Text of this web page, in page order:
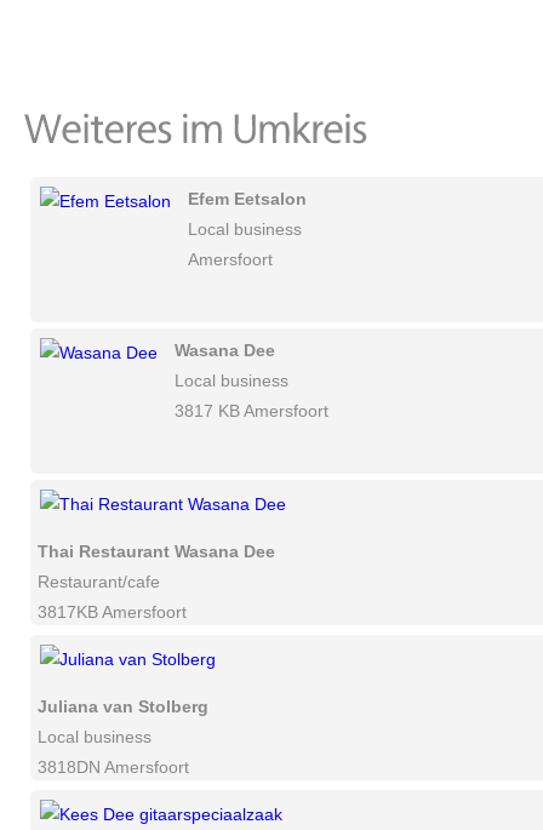
Efem Eetsalon
Local business
Amersfoort
Wasana Dee
Local business
3817 KB Amersfoort
Thai Restaurant Wasana Dee
Restaurant/cafe
3817KB Amersfoort
Juliana van Stolberg
Local business
3818DN Amersfoort